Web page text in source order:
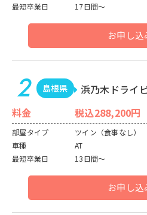
最短卒業日
17日間～
お申し込
島根県
浜乃木ドライ
料金
税込288,200円
部屋タイプ
ツイン（食事なし）
車種
AT
最短卒業日
13日間～
お申し込